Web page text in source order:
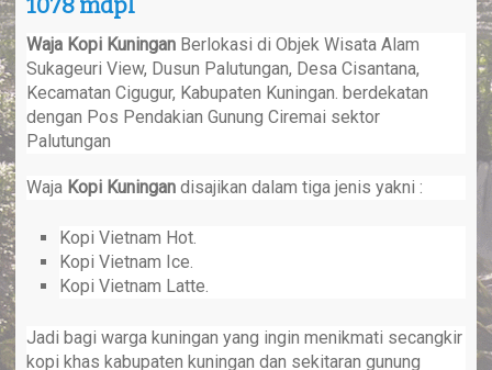
i
g
t
i
1078 mdpl
Waja Kopi Kuningan Berlokasi di Objek Wisata Alam
Sukageuri View, Dusun Palutungan, Desa Cisantana,
Kecamatan Cigugur, Kabupaten Kuningan. berdekatan
dengan Pos Pendakian Gunung Ciremai sektor
Palutungan
Waja Kopi Kuningan disajikan dalam tiga jenis yakni :
Kopi Vietnam Hot.
Kopi Vietnam Ice.
Kopi Vietnam Latte.
Jadi bagi warga kuningan yang ingin menikmati secangkir
kopi khas kabupaten kuningan dan sekitaran gunung